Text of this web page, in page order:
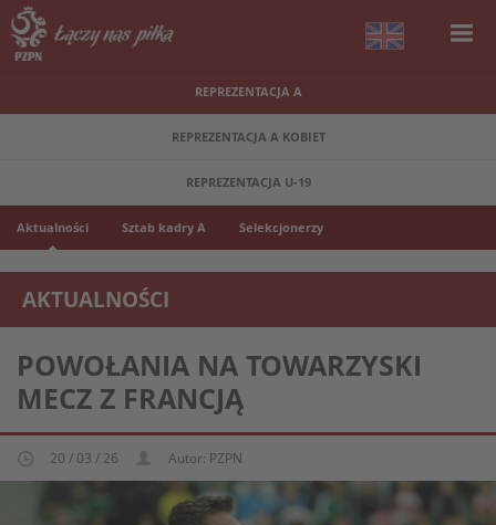
REPREZENTACJA A
REPREZENTACJA A KOBIET
REPREZENTACJA U-19
Aktualności Sztab kadry A Selekcjonerzy
AKTUALNOŚCI
REPREZENTACJA FUTSALU A
POWOŁANIA NA TOWARZYSKI
MECZ Z FRANCJĄ
20 / 03 / 26 Autor: PZPN